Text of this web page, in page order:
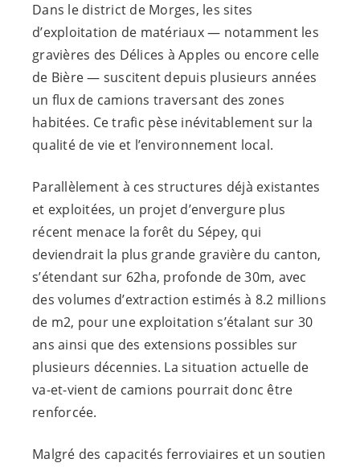
Dans le district de Morges, les sites
d’exploitation de matériaux — notamment les
gravières des Délices à Apples ou encore celle
de Bière — suscitent depuis plusieurs années
un flux de camions traversant des zones
habitées. Ce trafic pèse inévitablement sur la
qualité de vie et l’environnement local.
Parallèlement à ces structures déjà existantes
et exploitées, un projet d’envergure plus
récent menace la forêt du Sépey, qui
deviendrait la plus grande gravière du canton,
s’étendant sur 62ha, profonde de 30m, avec
des volumes d’extraction estimés à 8.2 millions
de m2, pour une exploitation s’étalant sur 30
ans ainsi que des extensions possibles sur
plusieurs décennies. La situation actuelle de
va-et-vient de camions pourrait donc être
renforcée.
Malgré des capacités ferroviaires et un soutien